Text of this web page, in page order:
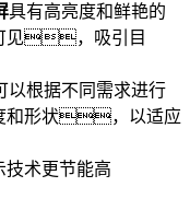
具有高亮度和鲜艳的
见，吸引目
以根据不同需求进行
形状，以适应
术更节能高